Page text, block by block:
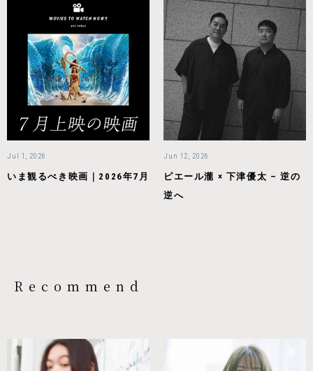
Jul 1, 2026
いま観るべき映画｜2026年7月
Jun 12, 2026
ピエール瀧 × 下津優太 – 逆の
逆へ
Recommend